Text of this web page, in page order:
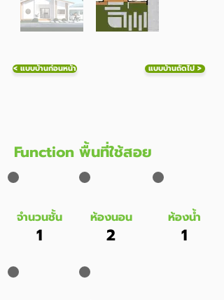
< แบบบ้านก่อนหน้า แบบบ้านถัดไป >
Function พื้นที่ใช้สอย
จำนวนชั้น
1
ห้องนอน
2
ห้องน้ำ
1